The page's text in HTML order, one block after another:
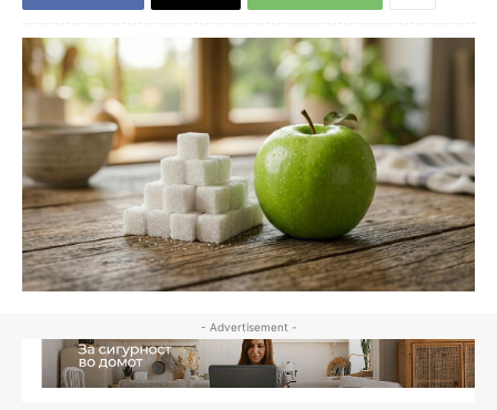
- Advertisement -